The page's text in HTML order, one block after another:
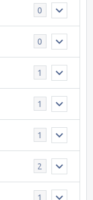
0
0
1
1
1
2
1